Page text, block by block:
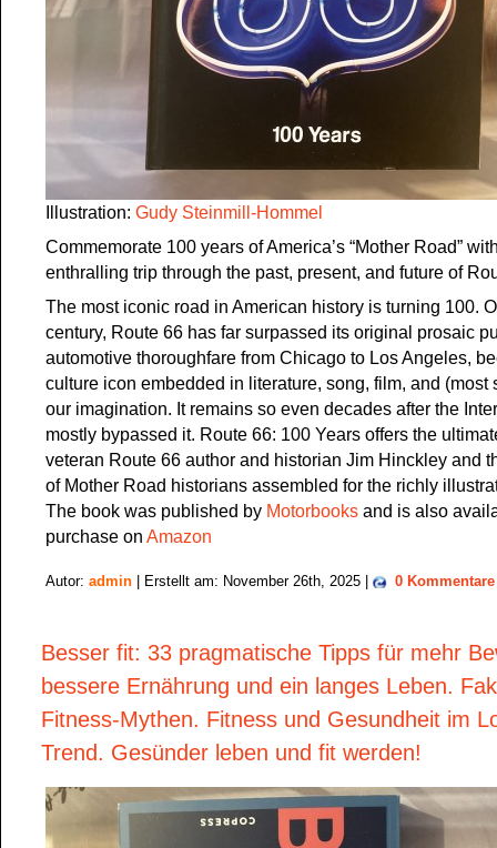
Illustration: Gudy Steinmill-Hommel
Commemorate 100 years of America’s “Mother Road”
enthralling trip through the past, present, and future of
The most iconic road in American history is turning 100.
century, Route 66 has far surpassed its original prosaic
automotive thoroughfare from Chicago to Los Angeles,
culture icon embedded in literature, song, film, and (most
our imagination. It remains so even decades after the
mostly bypassed it. Route 66: 100 Years offers the
veteran Route 66 author and historian Jim Hinckley and
of Mother Road historians assembled for the richly
The book was published by Motorbooks and is also
purchase on Amazon
Autor: admin | Erstellt am: November 26th, 2025 | 0 Kommentare
Besser fit: 33 pragmatische Tipps für mehr
bessere Ernährung und ein langes Leben.
Fitness-Mythen. Fitness und Gesundheit im
Trend. Gesünder leben und fit werden!